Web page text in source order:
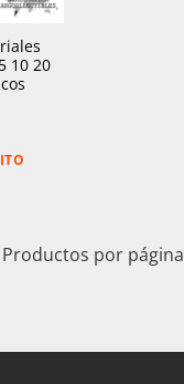
10 20
Productos por página